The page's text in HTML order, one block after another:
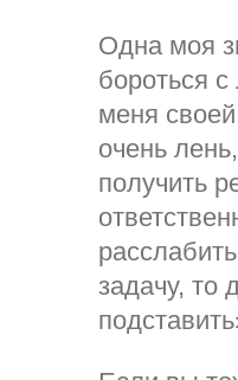
Одна моя
бороться
меня
очень
получить
задачу, то